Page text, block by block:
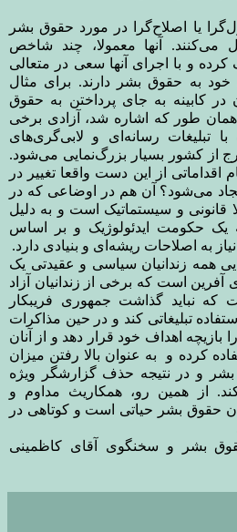
یا اصلاح‌گرا در مورد حقوق بشر
می‌کنند. آنها معمولا، چند شاخص
و با اجرای آنها سعی در متعالی
خود به حقوق بشر دارند. برای مثال
در کابینه به جای پرداختن به حقوق
طور که اشاره شد، آزادی برخی
تبلیغات رسانه‌ای و لابی‌گری‌های
از کشور بسیار بزرگ‌نمایی می‌شود.
اقداماتی از این دست واقعا تغییر در
می‌شود؟ آن هم در اوضاعی که در
قانونی و سیستماتیک است و به دلیل
حکومت ایدئولوژیک و بر اساس
به اصلاحات ریشه‌ای و بنیادی دارد.
همه زندانیان سیاسی و عقیدتی یک
است که برخی از زندانیان آزاد
که نباید گذاشت جمهوری فریبکار
تبلیغاتی کند و در حین مذاکرات
بازیچه اهداف خود قرار دهد و از آنان
کرده و به عنوان بالا رفتن میزان
بشر و در نتیجه حذف گزارشگر ویژه
از همین رو، همکاریث مداوم و
حقوق بشر حیاتی است و کوتاهی در
بشر و سخنگوی آقای کاظمینی